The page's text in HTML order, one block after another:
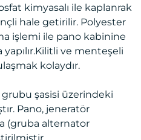
kimyasalı ile kaplanrak
hale getirilir. Polyester
işlemi ile pano kabinine
yapılır.Kilitli ve menteşeli
kolaydır.
şasisi üzerindeki
Pano, jeneratör
(gruba alternator